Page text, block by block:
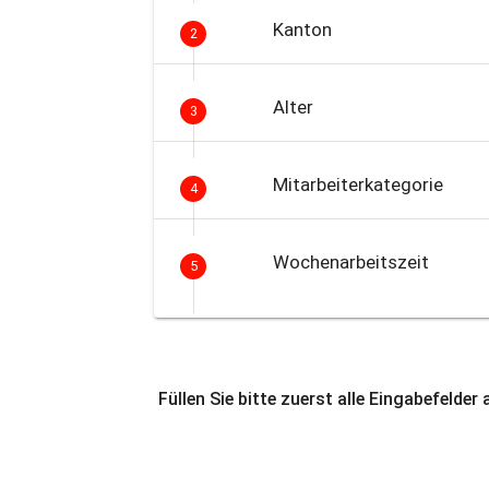
2 Kanton
3 Alter
4 Mitarbeiterkategorie
5 Wochenarbeitszeit
Füllen Sie bitte zuerst alle Eingabefelder